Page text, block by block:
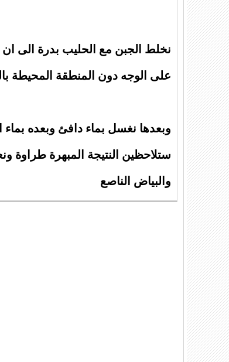
نخلط الجبن مع الحليب بدرة الى
على الوجه دون المنطقة المحيطة
وبعدها نغسل بماء دافئ وبعده بماء
ستلاحظين النتيجة المبهرة طراوة
والبياض الناصع